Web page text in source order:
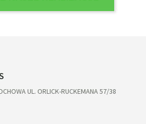
UL. ORLICK-RUCKEMANA 57/38